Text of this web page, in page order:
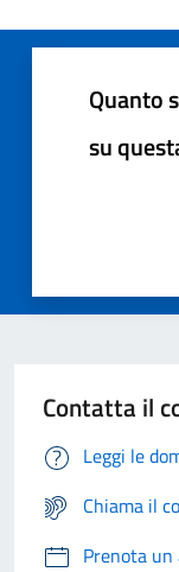
Quanto
su
Contatta il
Leggi le
Chiama il
Prenota